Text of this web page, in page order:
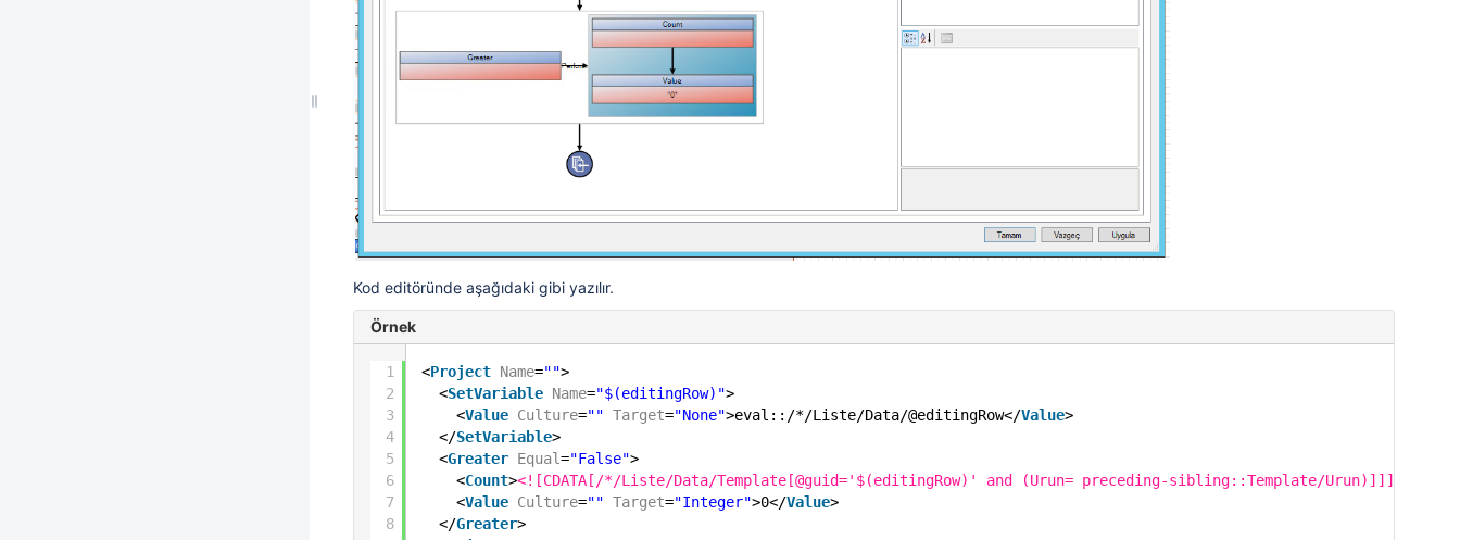
Kod editöründe aşağıdaki gibi yazılır.
Örnek
1
2
3
4
5
6
7
8
<Project Name="">
<SetVariable Name="$(editingRow)">
<Value Culture="" Target="None">eval::/*/Liste/Data/@editingRow</Value>
</SetVariable>
<Greater Equal="False">
<Count><![CDATA[/*/Liste/Data/Template[@guid='$(editingRow)' and (Urun= preceding-sibling::Template/Urun)]]]>
<Value Culture="" Target="Integer">0</Value>
</Greater>